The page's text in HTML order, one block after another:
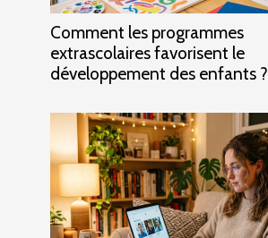
Comment les programmes
extrascolaires favorisent le
développement des enfants ?